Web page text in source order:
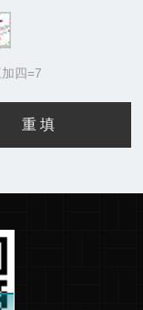
四=7